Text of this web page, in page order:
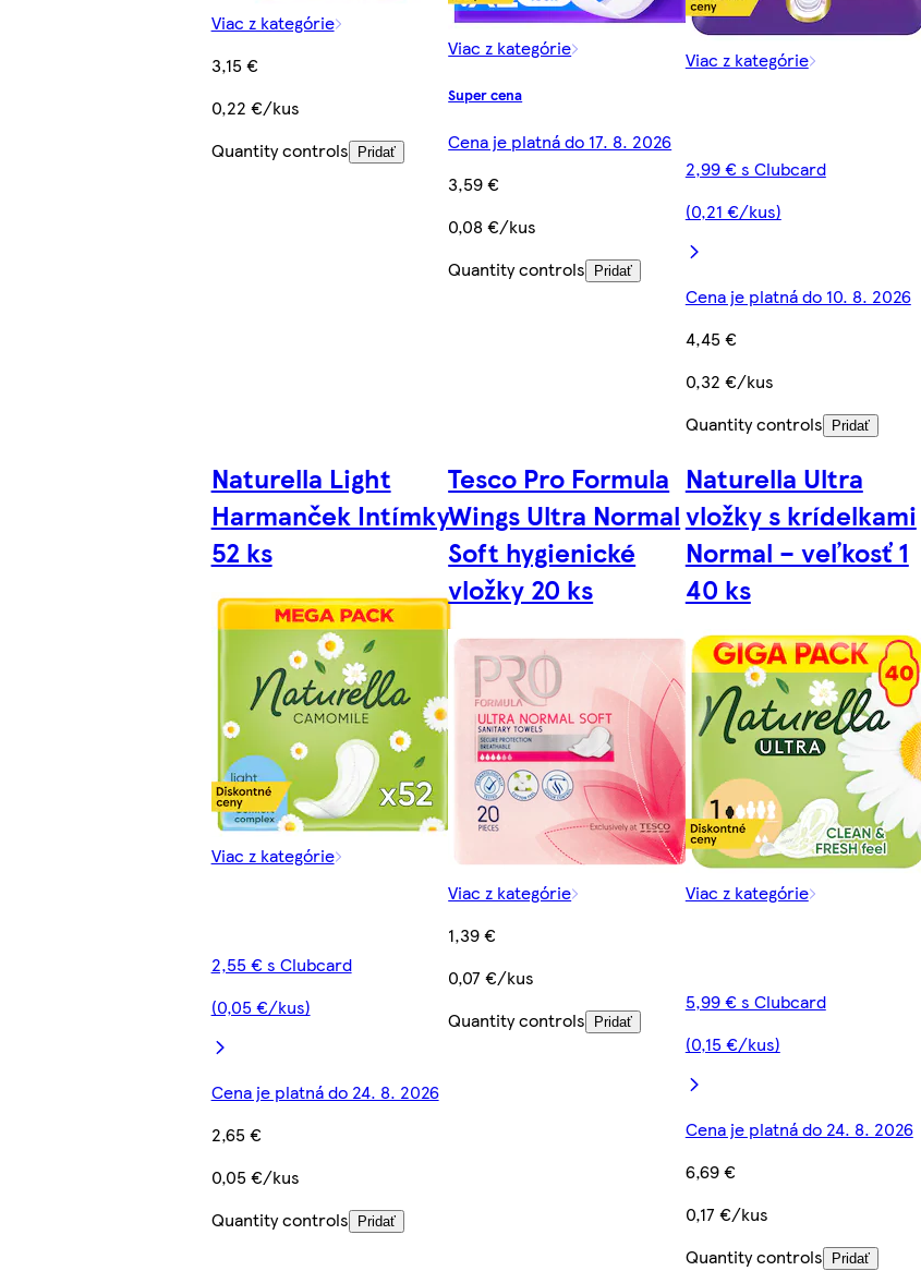
Viac z kategórie
3,15 €
0,22 €/kus
Quantity controls
Pridať
Viac z kategórie
Super cena
Cena je platná do 17. 8. 2026
3,59 €
0,08 €/kus
Quantity controls
Pridať
Viac z kategórie
2,99 € s Clubcard
(0,21 €/kus)
Cena je platná do 10. 8. 2026
4,45 €
0,32 €/kus
Quantity controls
Pridať
Naturella Light
Harmanček Intímky
52 ks
Viac z kategórie
2,55 € s Clubcard
(0,05 €/kus)
Cena je platná do 24. 8. 2026
2,65 €
0,05 €/kus
Quantity controls
Pridať
Tesco Pro Formula
Wings Ultra Normal
Soft hygienické
vložky 20 ks
Viac z kategórie
1,39 €
0,07 €/kus
Quantity controls Pridať
Naturella Ultra
vložky s krídelkami
Normal – veľkosť 1
40 ks
Viac z kategórie
5,99 € s Clubcard
(0,15 €/kus)
Cena je platná do 24. 8. 2026
6,69 €
0,17 €/kus
Quantity controls
Pridať